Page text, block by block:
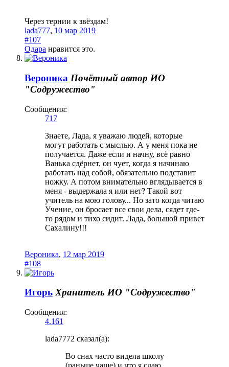
Через тернии к звёздам!
lada777, 10 мар 2019
#107
Одара нравится это.
Вероника Почётный автор ИО
"Содружество"
Сообщения:
717
Знаете, Лада, я уважаю людей, которые
могут работать с мыслью. А у меня пока не
получается. Даже если и начну, всё равно
Ванька сдёрнет, он чует, когда я начинаю
работать над собой, обязательно подставит
ножку. А потом внимательно вглядывается в
меня - выдержала я или нет? Такой вот
учитель на мою голову... Но зато когда читаю
Учение, он бросает все свои дела, сядет где-
то рядом и тихо сидит. Лада, большой привет
Сахалину!!!
Вероника, 12 мар 2019
#108
Игорь Хранитель ИО "Содружество"
Сообщения:
4.161
lada7772 сказал(а):
Во снах часто видела школу
(раньше чаще) и что я сдаю